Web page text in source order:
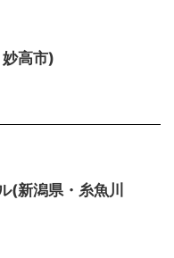
高市)
(新潟県・糸魚川